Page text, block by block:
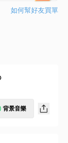
如何幫好友買單
背景音樂